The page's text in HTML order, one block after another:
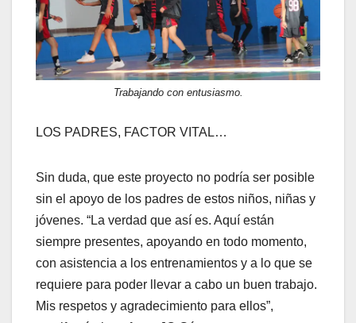
Trabajando con entusiasmo.
LOS PADRES, FACTOR VITAL…
Sin duda, que este proyecto no podría ser posible
sin el apoyo de los padres de estos niños, niñas y
jóvenes. “La verdad que así es. Aquí están
siempre presentes, apoyando en todo momento,
con asistencia a los entrenamientos y a lo que se
requiere para poder llevar a cabo un buen trabajo.
Mis respetos y agradecimiento para ellos”,